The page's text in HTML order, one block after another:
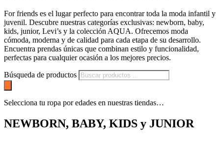
For friends es el lugar perfecto para encontrar toda la moda infantil y
juvenil. Descubre nuestras categorías exclusivas: newborn, baby,
kids, junior, Levi’s y la colección AQUA. Ofrecemos moda
cómoda, moderna y de calidad para cada etapa de su desarrollo.
Encuentra prendas únicas que combinan estilo y funcionalidad,
perfectas para cualquier ocasión a los mejores precios.
Búsqueda de productos
Selecciona tu ropa por edades en nuestras tiendas…
NEWBORN, BABY, KIDS y JUNIOR